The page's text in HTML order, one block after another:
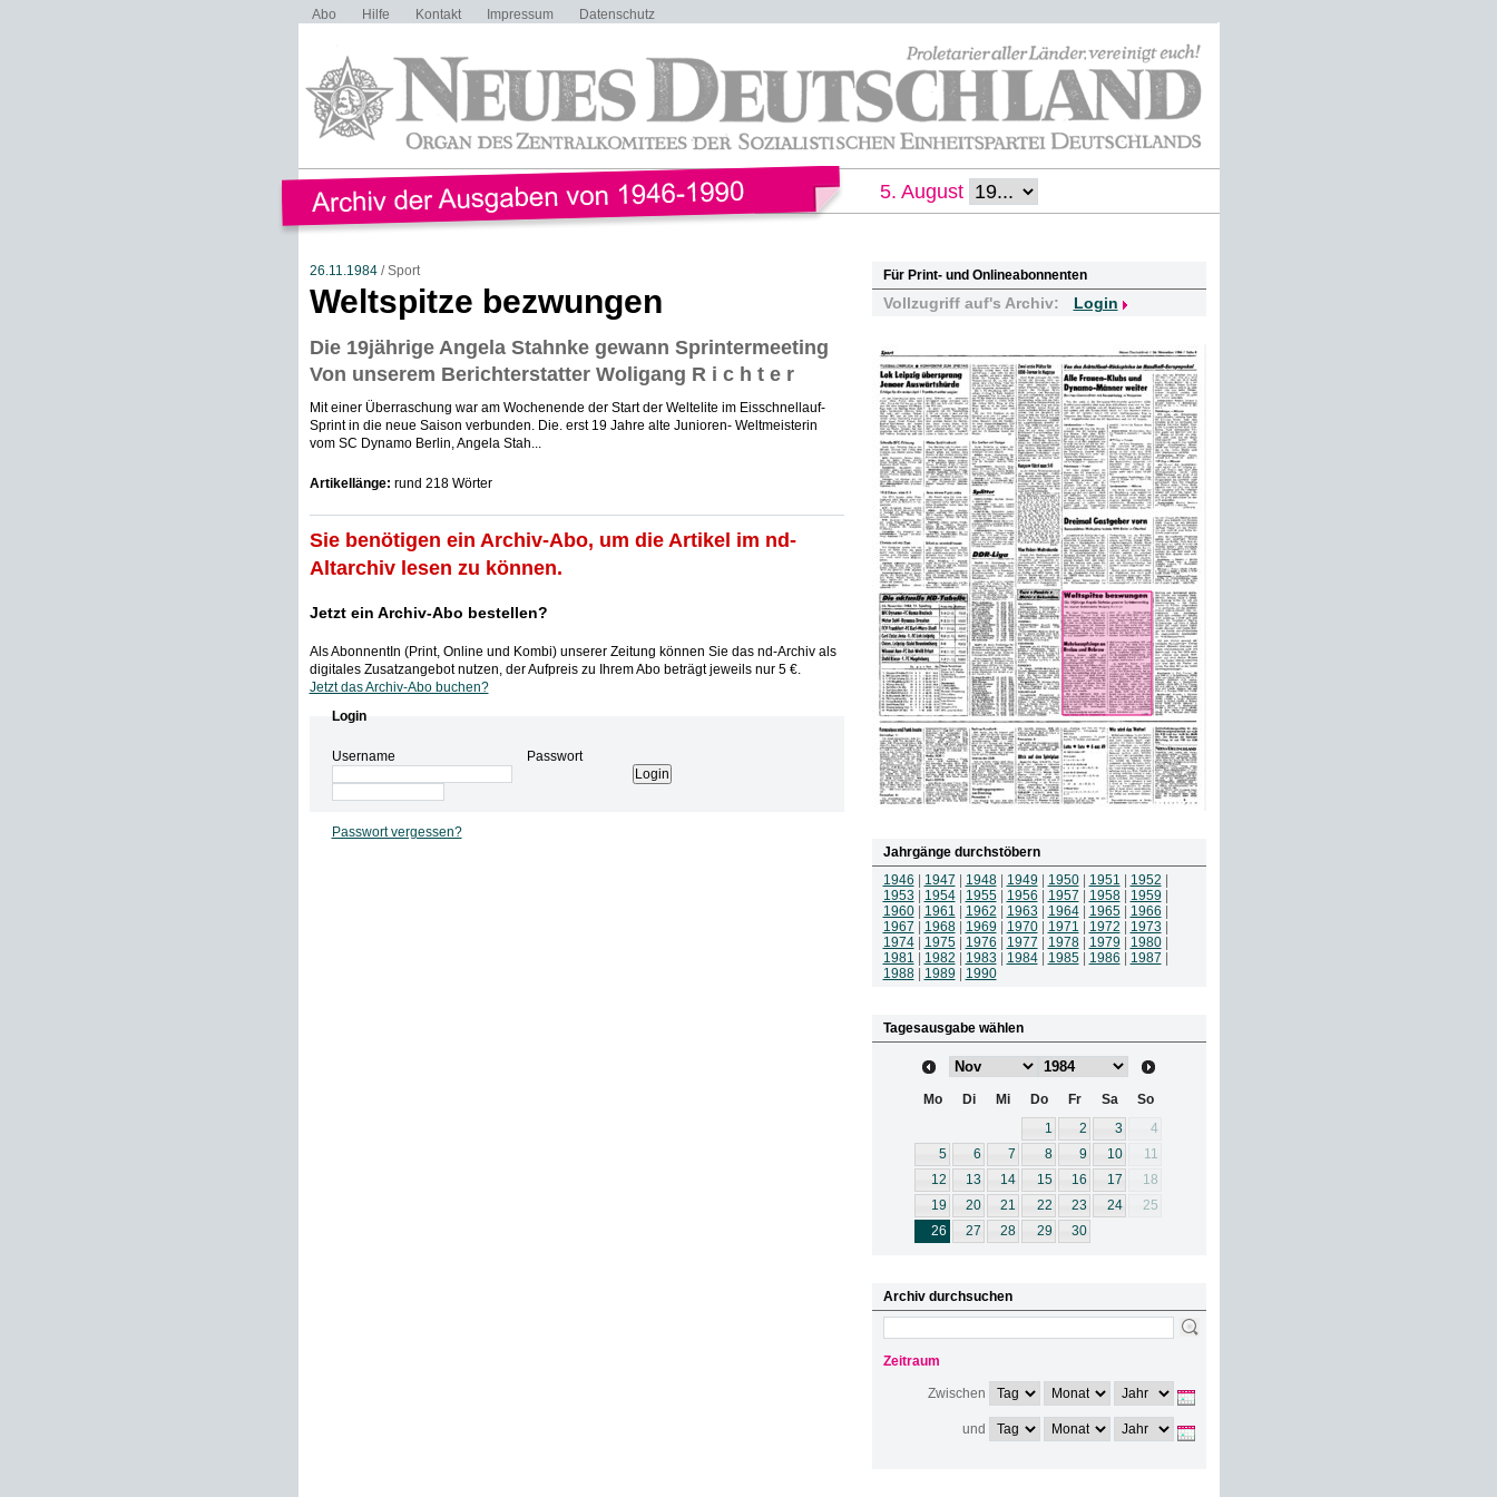
Abo Hilfe Kontakt Impressum Datenschutz
5. August
26.11.1984/ Sport
Weltspitze bezwungen
Die 19jährige Angela Stahnke gewann Sprintermeeting
Von unserem Berichterstatter Woligang R i c h t e r
Mit einer Überraschung war am Wochenende der Start der Weltelite im Eisschnellauf-
Sprint in die neue Saison verbunden. Die. erst 19 Jahre alte Junioren- Weltmeisterin
vom SC Dynamo Berlin, Angela Stah...
Artikellänge: rund 218 Wörter
Sie benötigen ein Archiv-Abo, um die Artikel im nd-
Altarchiv lesen zu können.
Jetzt ein Archiv-Abo bestellen?
Als AbonnentIn (Print, Online und Kombi) unserer Zeitung können Sie das nd-Archiv als
digitales Zusatzangebot nutzen, der Aufpreis zu Ihrem Abo beträgt jeweils nur 5 €.
Jetzt das Archiv-Abo buchen?
Login
Username Passwort
Passwort vergessen?
Für Print- und Onlineabonnenten
Vollzugriff auf's Archiv: Login
Jahrgänge durchstöbern
1946
1947 1948| 1949 1950| 1951 1952
1953
1954| 1955| 1956 1957 1958| 1959
1960| 1961 1962 1963 1964| 1965| 1966
1967
1968| 1969 1970| 1971 1972 1973
1974| 1975| 1976 1977 1978| 1979 1980|
1981
1982 1983 1984| 1985| 1986 1987
1988| 1989 1990
Tagesausgabe wählen
Mo Di Mi Do Fr Sa
So
1
2 3
4
5
6 7 8 9 10
11
12
13 14 15 16 17
18
19
20 21 22 23 24
25
26
27 28 29 30
Archiv durchsuchen
Zeitraum
Zwischen
und